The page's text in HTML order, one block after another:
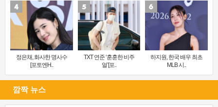
정은채, 화사한 명사수
[포토엔H..
TXT 연준 ‘훈훈한 비주
얼’[포..
하지원, 한국 배우 최초
MLB 시..
깜짝 뉴스